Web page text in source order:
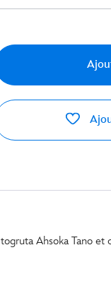
Ahsoka Tano et